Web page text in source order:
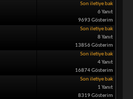
Son iletiye bak
6 Yanıt
9693 Gösterim
Son iletiye bak
8 Yanıt
13856 Gösterim
Son iletiye bak
4 Yanıt
16874 Gösterim
Son iletiye bak
1 Yanıt
8319 Gösterim